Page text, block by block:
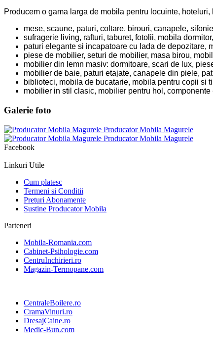
Producem o gama larga de mobila pentru locuinte,
mese, scaune, paturi, coltare, birouri, canapele,
sufragerie living, rafturi, taburet, fotolii, mobila
paturi elegante si incapatoare cu lada de depozitare,
piese de mobilier, seturi de mobilier, masa birou,
mobilier din lemn masiv: dormitoare, scari de lux,
mobilier de baie, paturi etajate, canapele din piele,
biblioteci, mobila de bucatarie, mobila pentru copii si
mobilier in stil clasic, mobilier pentru hol, componente
Galerie foto
Facebook
Linkuri Utile
Cum platesc
Termeni si Conditii
Preturi Abonamente
Sustine Producator Mobila
Parteneri
Mobila-Romania.com
Cabinet-Psihologie.com
CentruInchirieri.ro
Magazin-Termopane.com
CentraleBoilere.ro
CramaVinuri.ro
DresajCaine.ro
Medic-Bun.com